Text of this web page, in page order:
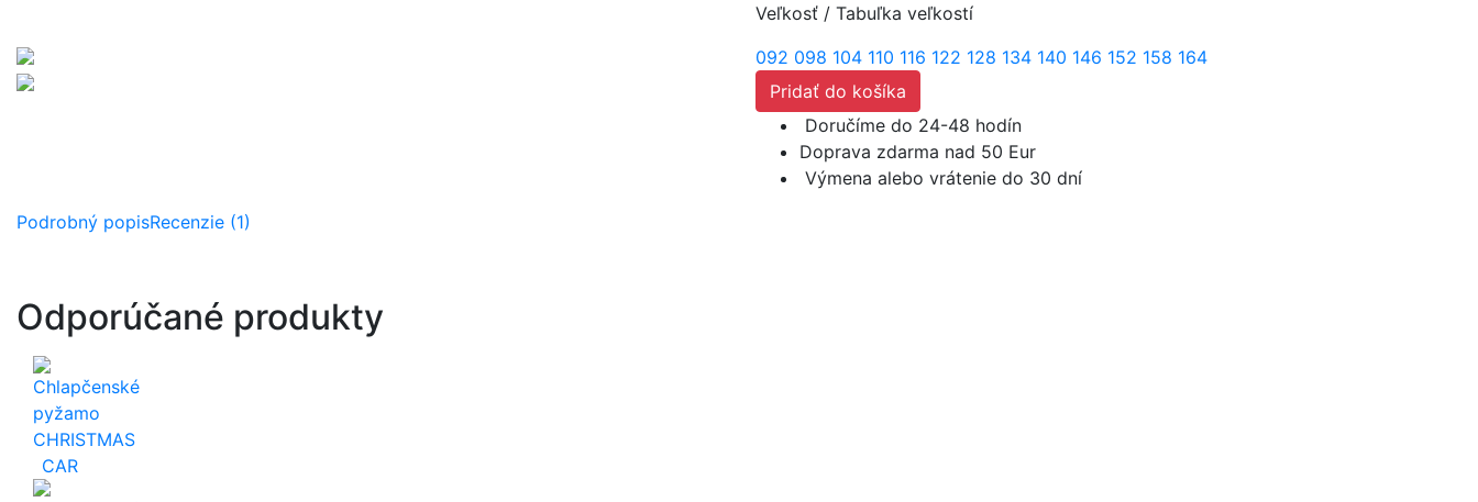
Veľkosť / Tabuľka veľkostí
092 098 104 110 116 122 128 134 140 146 152 158 164
Pridať do košíka
Doručíme do 24-48 hodín
Doprava zdarma nad 50 Eur
Výmena alebo vrátenie do 30 dní
Podrobný popisRecenzie (1)
Odporúčané produkty